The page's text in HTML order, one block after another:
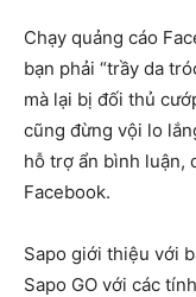
Chạy quảng cáo
bạn phải “trầy da
mà lại bị đối thủ
cũng đừng vội lo
hỗ trợ ẩn bình luận,
Facebook.
Sapo giới thiệu với
Sapo GO với các